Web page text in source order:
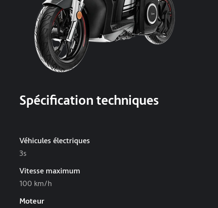
Spécification techniques
Véhicules électriques
3s
Vitesse maximum
100 km/h
Moteur